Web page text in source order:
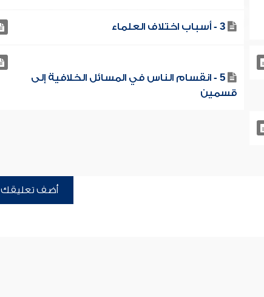
3 - أسباب اختلاف العلماء
5 - انقسام الناس في المسائل الخلافية إلى
قسمين
أضف تعليقك